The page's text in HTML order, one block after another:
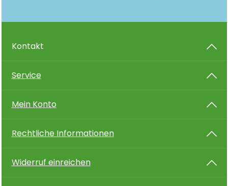
Kontakt
Service
Mein Konto
Rechtliche Informationen
Widerruf einreichen